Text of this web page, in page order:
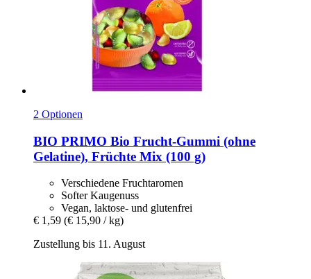
2 Optionen
BIO PRIMO Bio Frucht-​Gummi (ohne
Gelatine), Früchte Mix (100 g)
Verschiedene Fruchtaromen
Softer Kaugenuss
Vegan, laktose- und glutenfrei
€ 1,59 (€ 15,90 / kg)
Zustellung bis 11. August